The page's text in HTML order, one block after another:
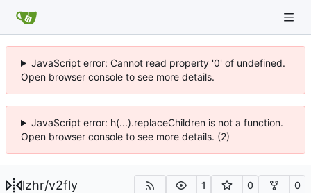
JavaScript error: Cannot read property '0' of undefined.
Open browser console to see more details.
JavaScript error: h(...).replaceChildren is not a function.
Open browser console to see more details. (2)
lzhr/v2fly 1 0 0